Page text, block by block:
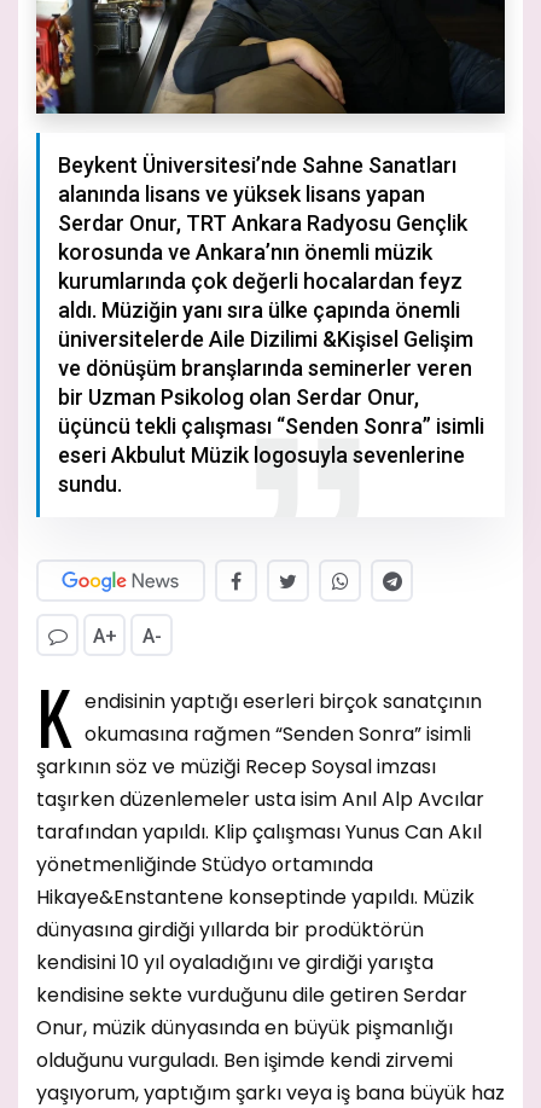
Beykent Üniversitesi’nde Sahne Sanatları
alanında lisans ve yüksek lisans yapan
Serdar Onur, TRT Ankara Radyosu Gençlik
korosunda ve Ankara’nın önemli müzik
kurumlarında çok değerli hocalardan feyz
aldı. Müziğin yanı sıra ülke çapında önemli
üniversitelerde Aile Dizilimi &Kişisel Gelişim
ve dönüşüm branşlarında seminerler veren
bir Uzman Psikolog olan Serdar Onur,
üçüncü tekli çalışması “Senden Sonra” isimli
eseri Akbulut Müzik logosuyla sevenlerine
sundu.
A+ A-
K endisinin yaptığı eserleri birçok sanatçının
okumasına rağmen “Senden Sonra” isimli
şarkının söz ve müziği Recep Soysal imzası
taşırken düzenlemeler usta isim Anıl Alp Avcılar
tarafından yapıldı. Klip çalışması Yunus Can Akıl
yönetmenliğinde Stüdyo ortamında
Hikaye&Enstantene konseptinde yapıldı. Müzik
dünyasına girdiği yıllarda bir prodüktörün
kendisini 10 yıl oyaladığını ve girdiği yarışta
kendisine sekte vurduğunu dile getiren Serdar
Onur, müzik dünyasında en büyük pişmanlığı
olduğunu vurguladı. Ben işimde kendi zirvemi
yaşıyorum, yaptığım şarkı veya iş bana büyük haz